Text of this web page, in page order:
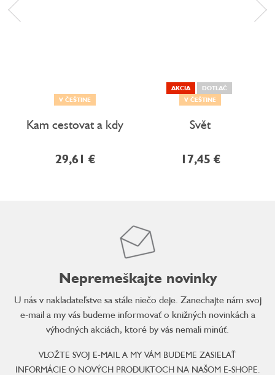
V ČEŠTINE
Kam cestovat a kdy
29,61 €
AKCIA
DOTLAČ
V ČEŠTINE
Svět
17,45 €
Nepremeškajte novinky
U nás v nakladateľstve sa stále niečo deje. Zanechajte nám svoj
e-mail a my vás budeme informovať o knižných novinkách a
výhodných akciách, ktoré by vás nemali minúť.
VLOŽTE SVOJ E-MAIL A MY VÁM BUDEME ZASIELAŤ
INFORMÁCIE O NOVÝCH PRODUKTOCH NA NAŠOM E-SHOPE.